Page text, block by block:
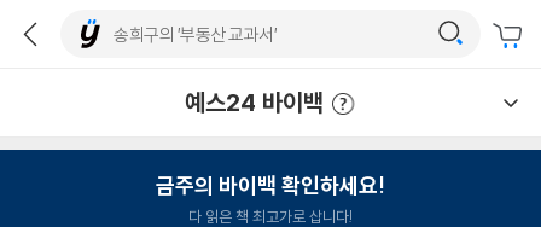
예스24 바이백
금주의 바이백 확인하세요!
다 읽은 책 최고가로 삽니다!